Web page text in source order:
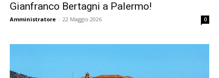
Gianfranco Bertagni a Palermo!
Amministratore - 22 Maggio 2026 0